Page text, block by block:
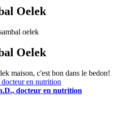
Oelek
Oelek
maison, c'est bon dans le bedon!
docteur en nutrition